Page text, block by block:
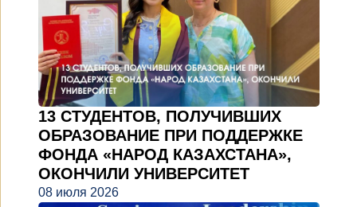
13 СТУДЕНТОВ, ПОЛУЧИВШИХ
ОБРАЗОВАНИЕ ПРИ ПОДДЕРЖКЕ
ФОНДА «НАРОД КАЗАХСТАНА»,
ОКОНЧИЛИ УНИВЕРСИТЕТ
08 июля 2026